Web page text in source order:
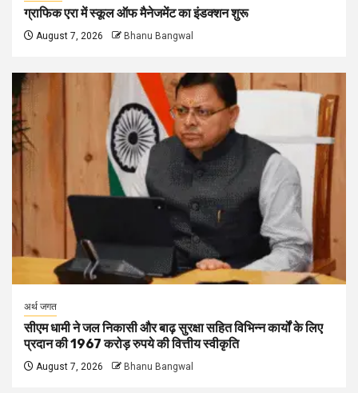
ग्राफिक एरा में स्कूल ऑफ मैनेजमेंट का इंडक्शन शुरू
August 7, 2026 Bhanu Bangwal
अर्थ जगत
सीएम धामी ने जल निकासी और बाढ़ सुरक्षा सहित विभिन्न कार्यों के लिए
प्रदान की 1967 करोड़ रुपये की वित्तीय स्वीकृति
August 7, 2026 Bhanu Bangwal